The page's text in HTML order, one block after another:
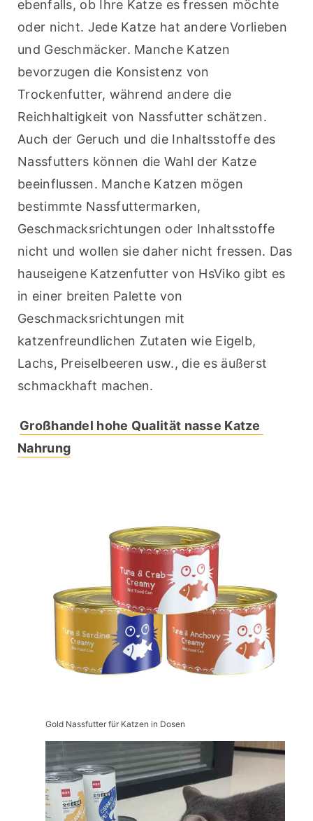
ebenfalls, ob Ihre Katze es fressen möchte
oder nicht. Jede Katze hat andere Vorlieben
und Geschmäcker. Manche Katzen
bevorzugen die Konsistenz von
Trockenfutter, während andere die
Reichhaltigkeit von Nassfutter schätzen.
Auch der Geruch und die Inhaltsstoffe des
Nassfutters können die Wahl der Katze
beeinflussen. Manche Katzen mögen
bestimmte Nassfuttermarken,
Geschmacksrichtungen oder Inhaltsstoffe
nicht und wollen sie daher nicht fressen. Das
hauseigene Katzenfutter von HsViko gibt es
in einer breiten Palette von
Geschmacksrichtungen mit
katzenfreundlichen Zutaten wie Eigelb,
Lachs, Preiselbeeren usw., die es äußerst
schmackhaft machen.
Großhandel hohe Qualität nasse Katze
Nahrung
Gold Nassfutter für Katzen in Dosen